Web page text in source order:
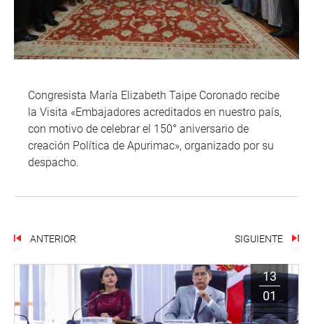
Congresista María Elizabeth Taipe Coronado recibe
la Visita «Embajadores acreditados en nuestro país,
con motivo de celebrar el 150° aniversario de
creación Política de Apurimac», organizado por su
despacho.
ANTERIOR SIGUIENTE
13
01